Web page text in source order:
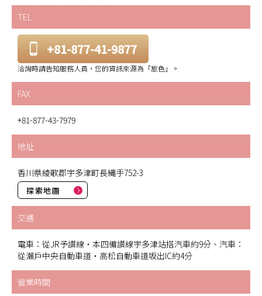
TEL
+81-877-41-9877
洽詢時請告知服務人員，您的資訊來源為「旅色」。
FAX
+81-877-43-7979
地址
香川県綾歌郡宇多津町長縄手752-3
探索地圖
交通
電車：從JR予讃線・本四備讃線宇多津站搭汽車約9分、汽車：
從瀨戶中央自動車道・高松自動車道坂出IC約4分
營業時間